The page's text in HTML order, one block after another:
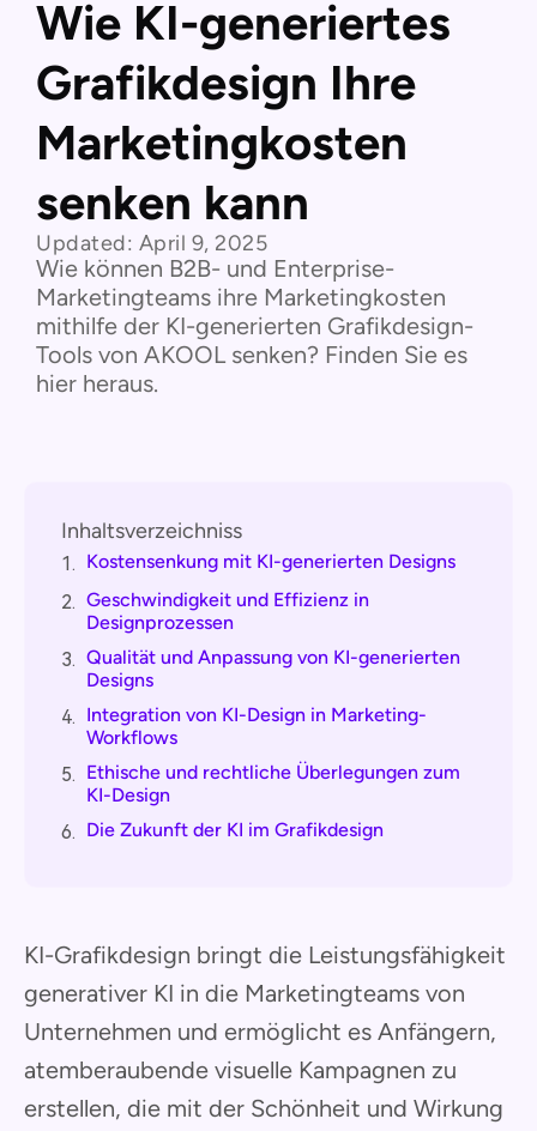
Wie KI-generiertes
Grafikdesign Ihre
Marketingkosten
senken kann
Updated: April 9, 2025
Wie können B2B- und Enterprise-
Marketingteams ihre Marketingkosten
mithilfe der KI-generierten Grafikdesign-
Tools von AKOOL senken? Finden Sie es
hier heraus.
Inhaltsverzeichniss
1. Kostensenkung mit KI-generierten Designs
2. Geschwindigkeit und Effizienz in
Designprozessen
3. Qualität und Anpassung von KI-generierten
Designs
4. Integration von KI-Design in Marketing-
Workflows
5. Ethische und rechtliche Überlegungen zum
KI-Design
6. Die Zukunft der KI im Grafikdesign
KI-Grafikdesign bringt die Leistungsfähigkeit
generativer KI in die Marketingteams von
Unternehmen und ermöglicht es Anfängern,
atemberaubende visuelle Kampagnen zu
erstellen, die mit der Schönheit und Wirkung